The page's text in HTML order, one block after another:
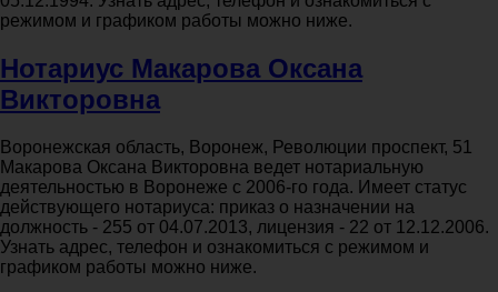
режимом и графиком работы можно ниже.
Нотариус Макарова Оксана
Викторовна
Воронежская область, Воронеж, Революции проспект, 51
Макарова Оксана Викторовна ведет нотариальную
деятельностью в Воронеже с 2006-го года. Имеет статус
действующего нотариуса: приказ о назначении на
должность - 255 от 04.07.2013, лицензия - 22 от 12.12.2006.
Узнать адрес, телефон и ознакомиться с режимом и
графиком работы можно ниже.